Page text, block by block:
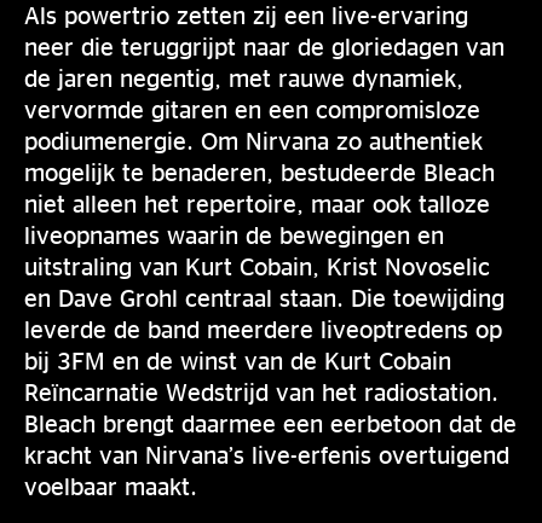
Als powertrio zetten zij een live-ervaring
neer die teruggrijpt naar de gloriedagen van
de jaren negentig, met rauwe dynamiek,
vervormde gitaren en een compromisloze
podiumenergie. Om Nirvana zo authentiek
mogelijk te benaderen, bestudeerde Bleach
niet alleen het repertoire, maar ook talloze
liveopnames waarin de bewegingen en
uitstraling van Kurt Cobain, Krist Novoselic
en Dave Grohl centraal staan. Die toewijding
leverde de band meerdere liveoptredens op
bij 3FM en de winst van de Kurt Cobain
Reïncarnatie Wedstrijd van het radiostation.
Bleach brengt daarmee een eerbetoon dat de
kracht van Nirvana’s live-erfenis overtuigend
voelbaar maakt.